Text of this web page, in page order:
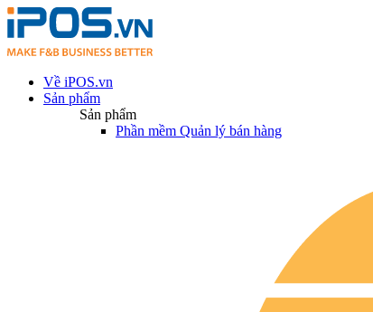
Về iPOS.vn
Sản phẩm
Sản phẩm
Phần mềm Quản lý bán hàng